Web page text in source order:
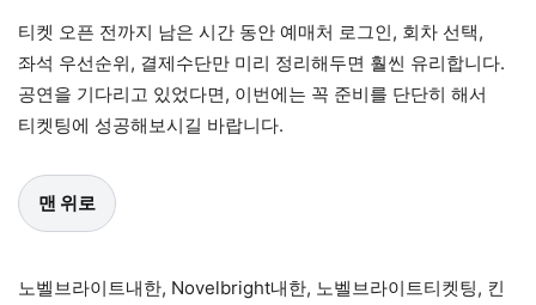
티켓 오픈 전까지 남은 시간 동안 예매처 로그인, 회차 선택,
좌석 우선순위, 결제수단만 미리 정리해두면 훨씬 유리합니다.
공연을 기다리고 있었다면, 이번에는 꼭 준비를 단단히 해서
티켓팅에 성공해보시길 바랍니다.
맨 위로
노벨브라이트내한, Novelbright내한, 노벨브라이트티켓팅, 킨